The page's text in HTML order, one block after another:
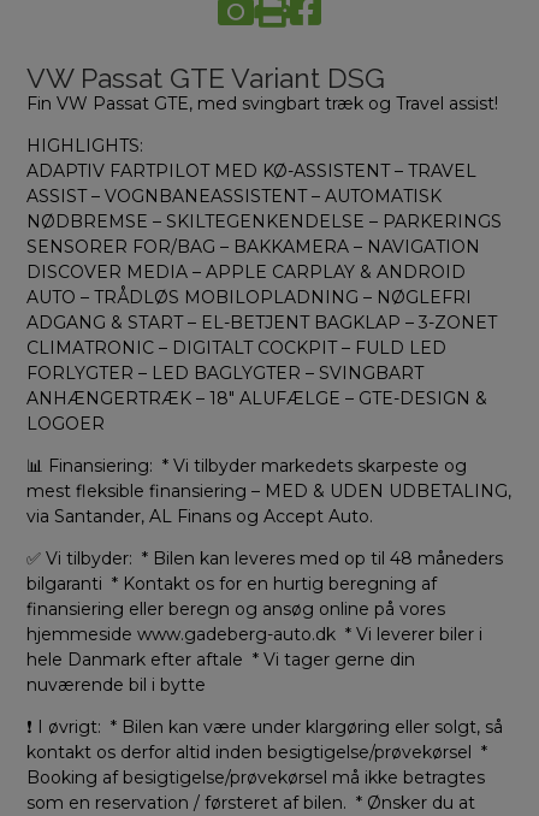
VW Passat GTE Variant DSG
Fin VW Passat GTE, med svingbart træk og Travel assist!
HIGHLIGHTS:
ADAPTIV FARTPILOT MED KØ-ASSISTENT – TRAVEL
ASSIST – VOGNBANEASSISTENT – AUTOMATISK
NØDBREMSE – SKILTEGENKENDELSE – PARKERINGS
SENSORER FOR/BAG – BAKKAMERA – NAVIGATION
DISCOVER MEDIA – APPLE CARPLAY & ANDROID
AUTO – TRÅDLØS MOBILOPLADNING – NØGLEFRI
ADGANG & START – EL-BETJENT BAGKLAP – 3-ZONET
CLIMATRONIC – DIGITALT COCKPIT – FULD LED
FORLYGTER – LED BAGLYGTER – SVINGBART
ANHÆNGERTRÆK – 18″ ALUFÆLGE – GTE-DESIGN &
LOGOER
📊 Finansiering: * Vi tilbyder markedets skarpeste og
mest fleksible finansiering – MED & UDEN UDBETALING,
via Santander, AL Finans og Accept Auto.
✅ Vi tilbyder: * Bilen kan leveres med op til 48 måneders
bilgaranti * Kontakt os for en hurtig beregning af
finansiering eller beregn og ansøg online på vores
hjemmeside www.gadeberg-auto.dk * Vi leverer biler i
hele Danmark efter aftale * Vi tager gerne din
nuværende bil i bytte
❗ I øvrigt: * Bilen kan være under klargøring eller solgt, så
kontakt os derfor altid inden besigtigelse/prøvekørsel *
Booking af besigtigelse/prøvekørsel må ikke betragtes
som en reservation / førsteret af bilen. * Ønsker du at